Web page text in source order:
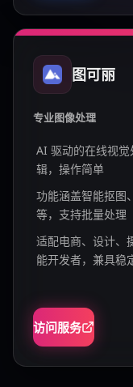
图可丽
专业图像处理
AI 驱动的在线视
辑，操作简单
功能涵盖智能抠图
等，支持批量处理
适配电商、设计、
能开发者，兼具稳
访问服务